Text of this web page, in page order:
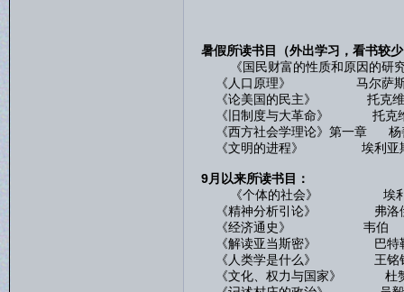
暑假所读书目（外出学习，看书较
《国民财富的性质和原因的研究
《人口原理》 马尔萨
《论美国的民主》 托克维
《旧制度与大革命》 托克
《西方社会学理论》第一章 杨
《文明的进程》 埃利亚
9月以来所读书目：
《个体的社会》 埃利
《精神分析引论》 弗洛
《经济通史》 韦伯
《解读亚当斯密》 巴特
《人类学是什么》 王铭
《文化、权力与国家》 杜